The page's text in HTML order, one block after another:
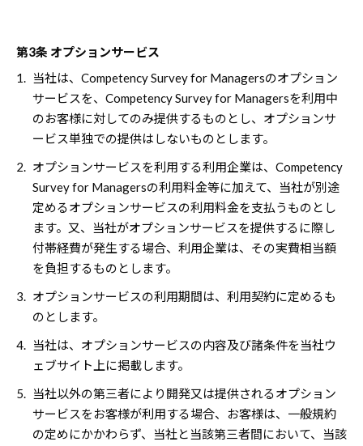
第3条 オプションサービス
1. 当社は、Competency Survey for Managersのオプション
サービスを、Competency Survey for Managersを利用中
のお客様に対してのみ提供するものとし、オプションサ
ービス単独での提供はしないものとします。
2. オプションサービスを利用する利用企業は、Competency
Survey for Managersの利用料金等に加えて、当社が別途
定めるオプションサービスの利用料金を支払うものとし
ます。又、当社がオプションサービスを提供するに際し
付帯経費が発生する場合、利用企業は、その実費相当額
を負担するものとします。
3. オプションサービスの利用期間は、利用契約に定めるも
のとします。
4. 当社は、オプションサービスの内容及び諸条件を当社ウ
ェブサイト上に掲載します。
5. 当社以外の第三者により開発又は提供されるオプション
サービスをお客様が利用する場合、お客様は、一般規約
の定めにかかわらず、当社と当該第三者間において、当該